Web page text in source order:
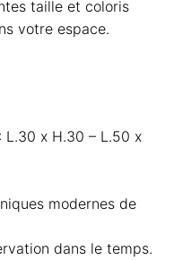
taille et coloris
votre espace.
x H.30 – L.50 x
modernes de
dans le temps.